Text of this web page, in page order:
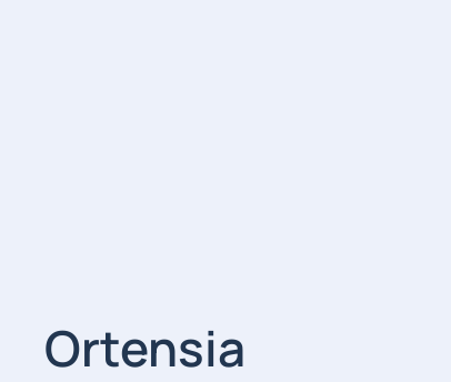
Ortensia